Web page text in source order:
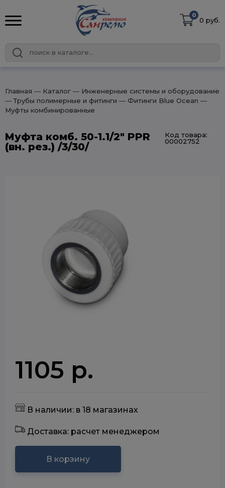
0
0 руб.
Главная ― Каталог ― Инженерные системы и оборудование
― Трубы полимерные и фитинги ― Фитинги Blue Ocean ―
Муфты комбинированные
Муфта комб. 50-1.1/2" PPR
(вн. рез.) /3/30/
Код товара:
00002752
1105 р.
В наличии: в 18 магазинах
Доставка: расчет менеджером
В корзину